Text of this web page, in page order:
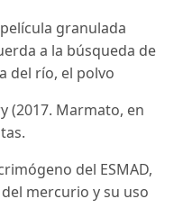
granulada
a la búsqueda de
del río, el polvo
(2017. Marmato, en
del ESMAD,
mercurio y su uso